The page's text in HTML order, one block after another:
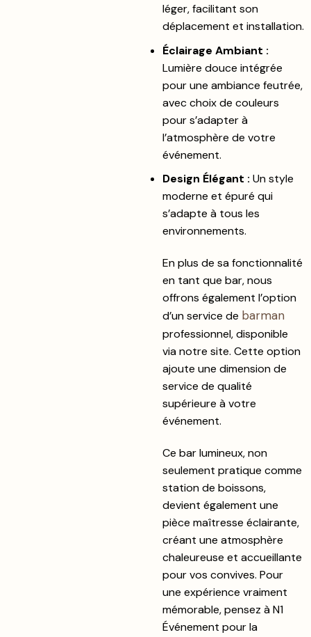
léger, facilitant son
déplacement et installation.
Éclairage Ambiant :
Lumière douce intégrée
pour une ambiance feutrée,
avec choix de couleurs
pour s’adapter à
l’atmosphère de votre
événement.
Design Élégant : Un style
moderne et épuré qui
s’adapte à tous les
environnements.
En plus de sa fonctionnalité
en tant que bar, nous
offrons également l’option
d’un service de barman
professionnel, disponible
via notre site. Cette option
ajoute une dimension de
service de qualité
supérieure à votre
événement.
Ce bar lumineux, non
seulement pratique comme
station de boissons,
devient également une
pièce maîtresse éclairante,
créant une atmosphère
chaleureuse et accueillante
pour vos convives. Pour
une expérience vraiment
mémorable, pensez à N1
Événement pour la